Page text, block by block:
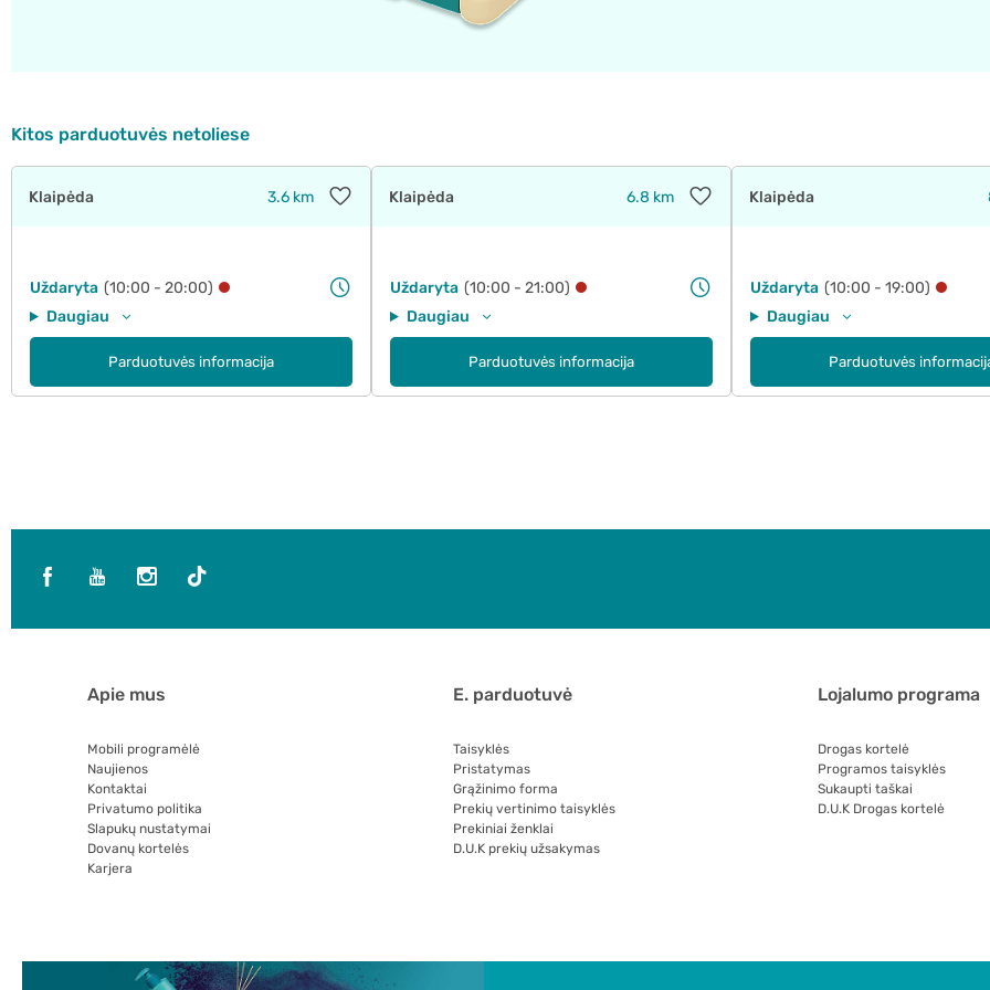
Kitos parduotuvės netoliese
Klaipėda 3.6 km
Uždaryta (10:00 - 20:00)
Daugiau
Parduotuvės informacija
Klaipėda 6.8 km
Uždaryta (10:00 - 21:00)
Daugiau
Parduotuvės informacija
Klaipėda
Uždaryta (10:00 - 19:00)
Daugiau
Parduotuvės
Apie mus
Mobili programėlė
Naujienos
Kontaktai
Privatumo politika
Slapukų nustatymai
Dovanų kortelės
Karjera
E. parduotuvė
Taisyklės
Pristatymas
Grąžinimo forma
Prekių vertinimo taisyklės
Prekiniai ženklai
D.U.K prekių užsakymas
Lojalumo programa
Drogas kortelė
Programos taisyklės
Sukaupti taškai
D.U.K Drogas kortelė